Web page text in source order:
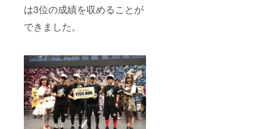
は3位の成績を収めることが
できました。